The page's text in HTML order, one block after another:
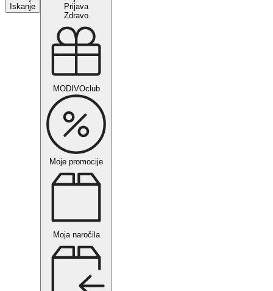
Iskanje
Prijava
Zdravo
MODIVOclub
Moje promocije
Moja naročila